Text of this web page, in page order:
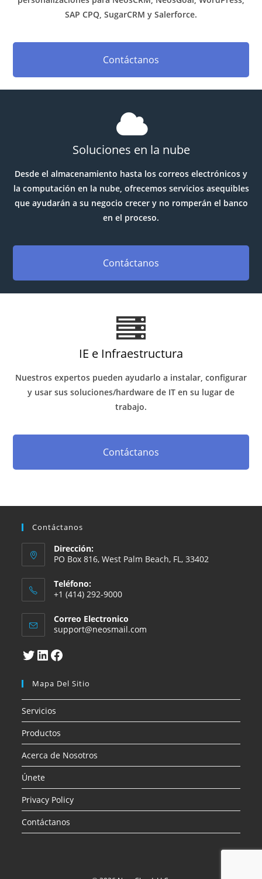
SAP CPQ, SugarCRM y Salerforce.
Contáctanos
Soluciones en la nube
Desde el almacenamiento hasta los correos electrónicos y
la computación en la nube, ofrecemos servicios asequibles
que ayudarán a su negocio crecer y no romperán el banco
en el proceso.
Contáctanos
IE e Infraestructura
Nuestros expertos pueden ayudarlo a instalar, configurar
y usar sus soluciones/hardware de IT en su lugar de
trabajo.
Contáctanos
Contáctanos
Dirección:
PO Box 816, West Palm Beach, FL, 33402
Teléfono:
+1 (414) 292-9000
Correo Electronico
support@neosmail.com
TwitterLinkedInFacebook
Mapa Del Sitio
Servicios
Productos
Acerca de Nosotros
Únete
Privacy Policy
Contáctanos